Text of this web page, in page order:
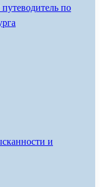
по
и